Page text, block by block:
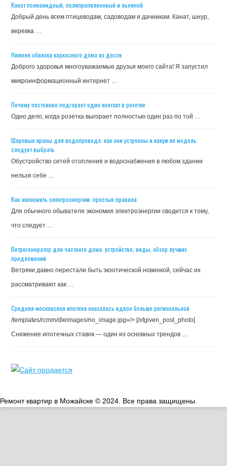
Канат полиамидный, полипропиленовый и льняной
Добрый день всем птицеводам, садоводам и дачникам. Канат, шнур,
веревка …
Нижняя обвязка каркасного дома из досок
Доброго здоровья многоуважаемые друзья моего сайта! Я запустил
микроинформационный интернет …
Почему постоянно подгорает один контакт в розетке
Одно дело, когда розетка выгорает полностью один раз по той …
Шаровые краны для водопровода: как они устроены и какую их модель
следует выбрать
Обустройство сетей отопления и водоснабжения в любом здании
нельзя себе …
Как экономить электроэнергию: простые правила
Для обычного обывателя экономия электроэнергии сводится к тому,
что следует …
Ветрогенератор для частного дома: устройство, виды, обзор лучших
предложений
Ветряки давно перестали быть экзотической новинкой, сейчас их
рассматривают как …
Средняя московская ипотека оказалась вдвое больше региональной
/templates/rcmm/dleimages/no_image.jpg»/> [/xfgiven_post_photo]
Снижение ипотечных ставок — один из основных трендов …
Ремонт квартир в Можайске © 2024. Все права защищены.